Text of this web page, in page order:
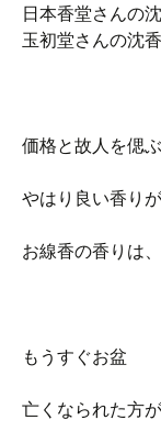
日本香堂
玉初堂さんの沈
価格と故人を偲
やはり良い香り
お線香の香りは
もうすぐお盆
亡くなられた方